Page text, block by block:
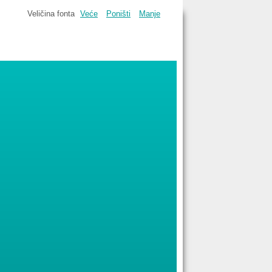
Veličina fonta Veće Poništi Manje